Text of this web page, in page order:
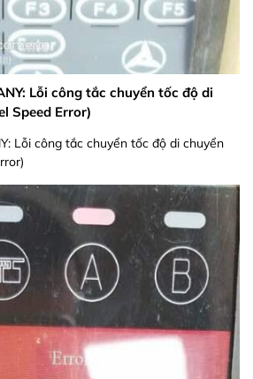
Lỗi công tắc chuyển tốc độ di
Speed Error)
Lỗi công tắc chuyển tốc độ di chuyển